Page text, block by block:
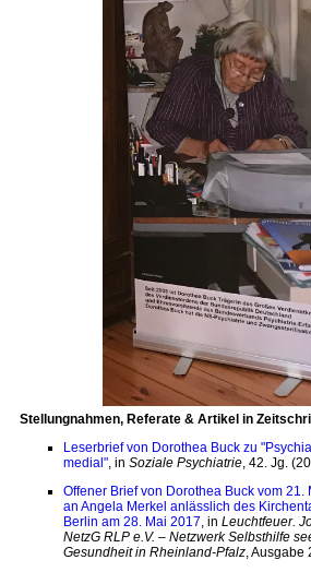
Stellungnahmen, Referate & Artikel in
Leserbrief von Dorothea Buck zu
medial", in Soziale Psychiatrie, 42. Jg.
Offener Brief von Dorothea Buck vom 21.
an Angela Merkel anlässlich des
Berlin am 28. Mai 2017, in Leuchtfeuer.
NetzG RLP e.V. – Netzwerk Selbsthilfe
Gesundheit in Rheinland-Pfalz, Ausgabe